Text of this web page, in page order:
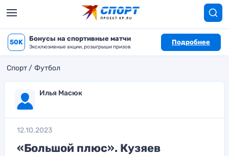
50K Бонусы на спортивные матчи
Эксклюзивные акции, розыгрыши призов
Подробнее
Спорт Футбол
Илья Масюк
12.10.2023
«Большой плюс». Кузяев